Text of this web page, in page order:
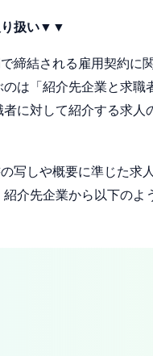
り扱い▼▼
締結される雇用契約に
は「紹介先企業と求
に対して紹介する求人
写しや概要に準じた求
介先企業から以下の